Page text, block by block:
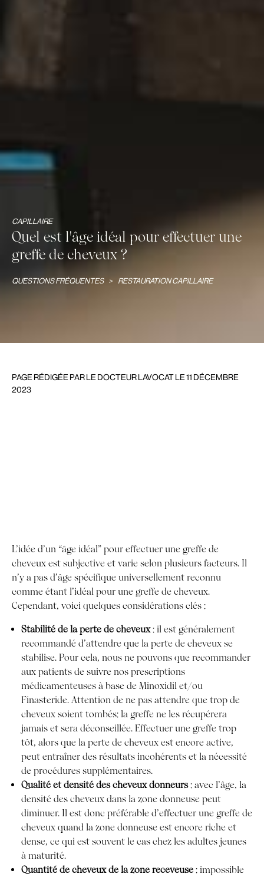
CAPILLAIRE
Quel est l'âge idéal pour effectuer une
greffe de cheveux ?
QUESTIONS FRÉQUENTES > RESTAURATION CAPILLAIRE
PAGE RÉDIGÉE PAR LE DOCTEUR LAVOCAT LE 11 DÉCEMBRE
2023
L’idée d’un “âge idéal” pour effectuer une greffe de
cheveux est subjective et varie selon plusieurs facteurs. Il
n’y a pas d’âge spécifique universellement reconnu
comme étant l’idéal pour une greffe de cheveux.
Cependant, voici quelques considérations clés :
Stabilité de la perte de cheveux: il est généralement
recommandé d’attendre que la perte de cheveux se
stabilise. Pour cela, nous ne pouvons que recommander
aux patients de suivre nos prescriptions
médicamenteuses à base de Minoxidil et/ou
Finasteride. Attention de ne pas attendre que trop de
cheveux soient tombés: la greffe ne les récupérera
jamais et sera déconseillée. Effectuer une greffe trop
tôt, alors que la perte de cheveux est encore active,
peut entraîner des résultats incohérents et la nécessité
de procédures supplémentaires.
Qualité et densité des cheveux donneurs: avec l’âge, la
densité des cheveux dans la zone donneuse peut
diminuer. Il est donc préférable d’effectuer une greffe de
cheveux quand la zone donneuse est encore riche et
dense, ce qui est souvent le cas chez les adultes jeunes
à maturité.
Quantité de cheveux de la zone receveuse : impossible